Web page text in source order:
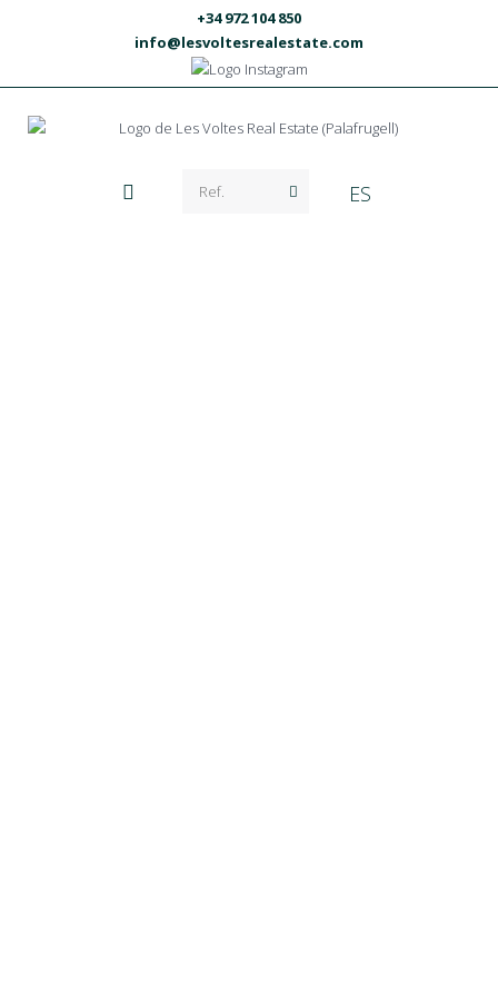
+34 972 104 850
info@lesvoltesrealestate.com
ES